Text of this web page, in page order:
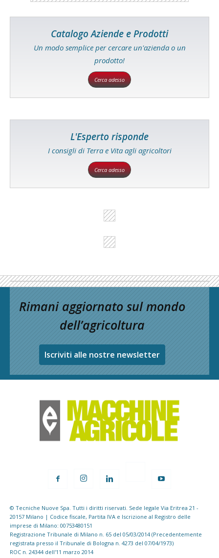
Catalogo Aziende e Prodotti
Un modo semplice per cercare un'azienda o un
prodotto!
Cerca adesso
L'Esperto risponde
I consigli di Terra e Vita agli agricoltori
Cerca adesso
Rimani aggiornato sul mondo
dell’agricoltura
Iscriviti alle nostre newsletter
© Tecniche Nuove Spa. Tutti i diritti riservati. Sede legale Via Eritrea 21 -
20157 Milano | Codice fiscale, Partita IVA e Iscrizione al Registro delle
imprese di Milano: 00753480151
Registrazione Tribunale di Milano n. 65 del 05/03/2014 (Precedentemente
registrata presso il Tribunale di Bologna n. 4273 del 07/04/1973)
ROC n. 24344 dell'11 marzo 2014